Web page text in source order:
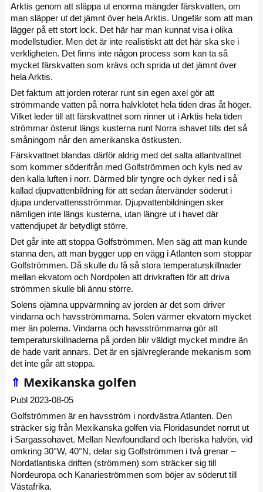
Arktis genom att släppa ut enorma mängder färskvatten, om
man släpper ut det jämnt över hela Arktis. Ungefär som att man
lägger på ett stort lock. Det här har man kunnat visa i olika
modellstudier. Men det är inte realistiskt att det här ska ske i
verkligheten. Det finns inte någon process som kan ta så
mycket färskvatten som krävs och sprida ut det jämnt över
hela Arktis.
Det faktum att jorden roterar runt sin egen axel gör att
strömmande vatten på norra halvklotet hela tiden dras åt höger.
Vilket leder till att färskvattnet som rinner ut i Arktis hela tiden
strömmar österut längs kusterna runt Norra ishavet tills det så
småningom når den amerikanska östkusten.
Färskvattnet blandas därför aldrig med det salta atlantvattnet
som kommer söderifrån med Golfströmmen och kyls ned av
den kalla luften i norr. Därmed blir tyngre och dyker ned i så
kallad djupvattenbildning för att sedan återvänder söderut i
djupa undervattensströmmar. Djupvattenbildningen sker
nämligen inte längs kusterna, utan längre ut i havet där
vattendjupet är betydligt större.
Det går inte att stoppa Golfströmmen. Men säg att man kunde
stanna den, att man bygger upp en vägg i Atlanten som stoppar
Golfströmmen. Då skulle du få så stora temperaturskillnader
mellan ekvatorn och Nordpolen att drivkraften för att driva
strömmen skulle bli ännu större.
Solens ojämna uppvärmning av jorden är det som driver
vindarna och havsströmmarna. Solen värmer ekvatorn mycket
mer än polerna. Vindarna och havsströmmarna gör att
temperaturskillnaderna på jorden blir väldigt mycket mindre än
de hade varit annars. Det är en självreglerande mekanism som
det inte går att stoppa.
⇑ Mexikanska golfen
Publ 2023-08-05
Golfströmmen är en havsström i nordvästra Atlanten. Den
sträcker sig från Mexikanska golfen via Floridasundet norrut ut
i Sargassohavet. Mellan Newfoundland och Iberiska halvön, vid
omkring 30°W, 40°N, delar sig Golfströmmen i två grenar –
Nordatlantiska driften (strömmen) som sträcker sig till
Nordeuropa och Kanarieströmmen som böjer av söderut till
Västafrika.